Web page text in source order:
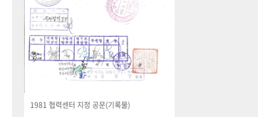
1981 협력센터 지정 공문(기록물)